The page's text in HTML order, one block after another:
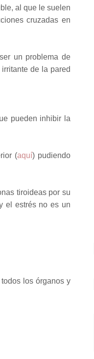
al que le suelen
cruzadas en
un problema de
de la pared
pueden inhibir la
(aquí) pudiendo
tiroideas por su
el estrés no es un
los órganos y